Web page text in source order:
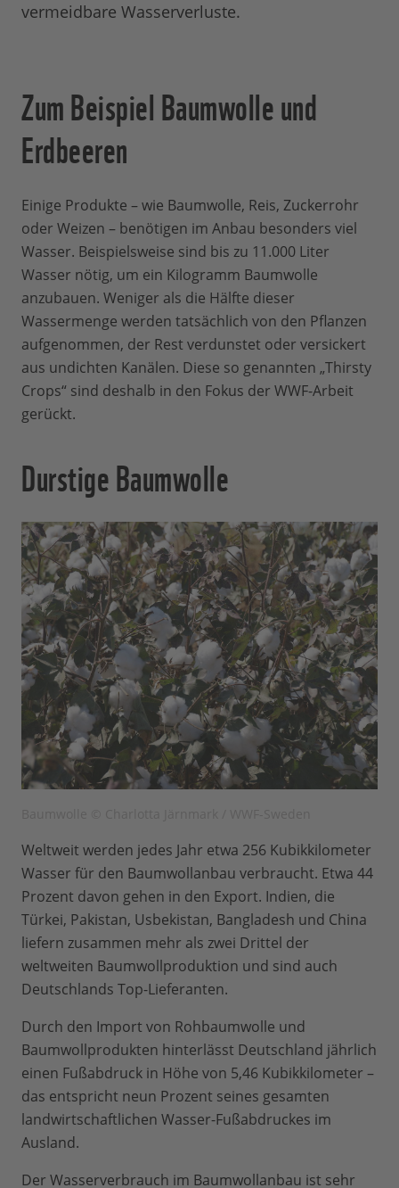
vermeidbare Wasserverluste.
Zum Beispiel Baumwolle und
Erdbeeren
Einige Produkte – wie Baumwolle, Reis, Zuckerrohr
oder Weizen – benötigen im Anbau besonders viel
Wasser. Beispielsweise sind bis zu 11.000 Liter
Wasser nötig, um ein Kilogramm Baumwolle
anzubauen. Weniger als die Hälfte dieser
Wassermenge werden tatsächlich von den Pflanzen
aufgenommen, der Rest verdunstet oder versickert
aus undichten Kanälen. Diese so genannten „Thirsty
Crops“ sind deshalb in den Fokus der WWF-Arbeit
gerückt.
Durstige Baumwolle
Weltweit werden jedes Jahr etwa 256 Kubikkilometer
Wasser für den Baumwollanbau verbraucht. Etwa 44
Prozent davon gehen in den Export. Indien, die
Türkei, Pakistan, Usbekistan, Bangladesh und China
liefern zusammen mehr als zwei Drittel der
weltweiten Baumwollproduktion und sind auch
Deutschlands Top-Lieferanten.
Durch den Import von Rohbaumwolle und
Baumwollprodukten hinterlässt Deutschland jährlich
einen Fußabdruck in Höhe von 5,46 Kubikkilometer –
das entspricht neun Prozent seines gesamten
landwirtschaftlichen Wasser-Fußabdruckes im
Ausland.
Der Wasserverbrauch im Baumwollanbau ist sehr